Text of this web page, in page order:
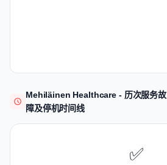
Mehiläinen Healthcare - 历次服务故
障及停机时间线
✅